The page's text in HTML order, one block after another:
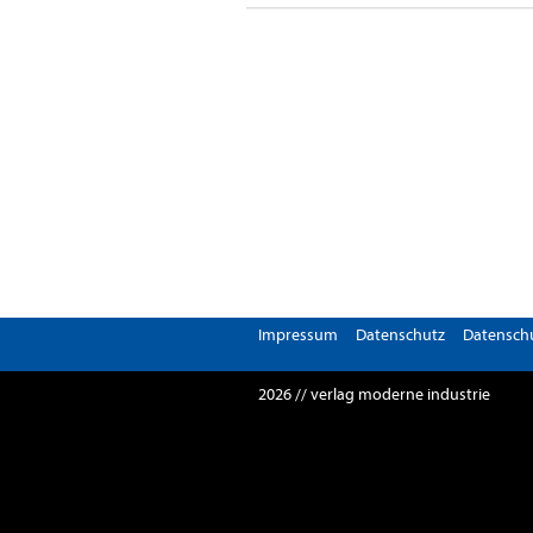
Impressum Datenschutz
2026 // verlag moderne industrie